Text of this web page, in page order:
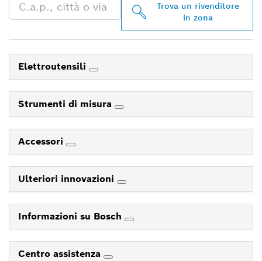
Trova un rivenditore
in zona
Elettroutensili
Strumenti di misura
Accessori
Ulteriori innovazioni
Informazioni su Bosch
Centro assistenza